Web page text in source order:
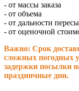
- от массы заказа
- от объема
- от дальности
- от оценочной
Важно: Срок
сложных погодных
задержки посылки
праздничные дни.